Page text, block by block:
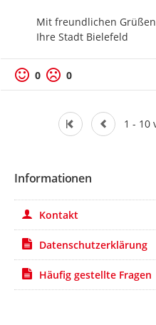
Mit freundlichen Grüßen
Ihre Stadt Bielefeld
0 0
1 - 10
Informationen
Kontakt
Datenschutzerklärung
Häufig gestellte Fragen